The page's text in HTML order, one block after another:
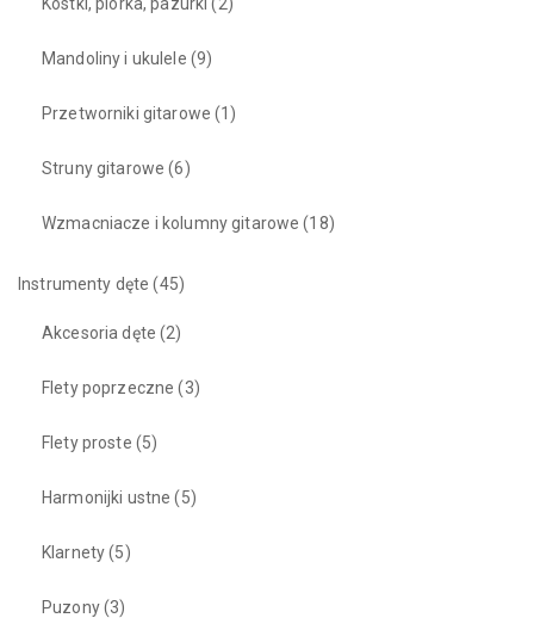
Mandoliny i ukulele (9)
Przetworniki gitarowe (1)
Struny gitarowe (6)
Wzmacniacze i kolumny gitarowe (18)
Instrumenty dęte (45)
Akcesoria dęte (2)
Flety poprzeczne (3)
Flety proste (5)
Harmonijki ustne (5)
Klarnety(5)
Puzony(3)